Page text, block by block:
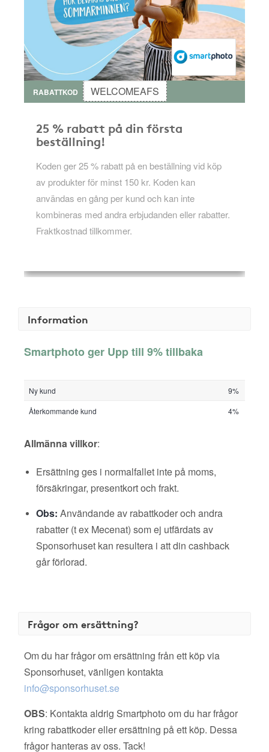
RABATTKOD WELCOMEAFS
25 % rabatt på din första
beställning!
Koden ger 25 % rabatt på en beställning vid köp
av produkter för minst 150 kr. Koden kan
användas en gång per kund och kan inte
kombineras med andra erbjudanden eller rabatter.
Fraktkostnad tillkommer.
Information
Smartphoto ger Upp till 9% tillbaka
Ny kund
9%
Återkommande kund
4%
Allmänna villkor:
Ersättning ges i normalfallet inte på moms,
försäkringar, presentkort och frakt.
Obs: Användande av rabattkoder och andra
rabatter (t ex Mecenat) som ej utfärdats av
Sponsorhuset kan resultera i att din cashback
går förlorad.
Frågor om ersättning?
Om du har frågor om ersättning från ett köp via
Sponsorhuset, vänligen kontakta
info@sponsorhuset.se
OBS: Kontakta aldrig Smartphoto om du har frågor
kring rabattkoder eller ersättning på ett köp. Dessa
frågor hanteras av oss. Tack!